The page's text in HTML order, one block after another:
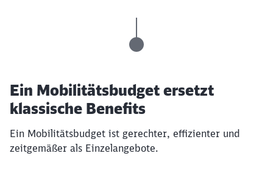
Ein Mobilitätsbudget ersetzt
klassische Benefits
Ein Mobilitätsbudget ist gerechter, effizienter und
zeitgemäßer als Einzelangebote.